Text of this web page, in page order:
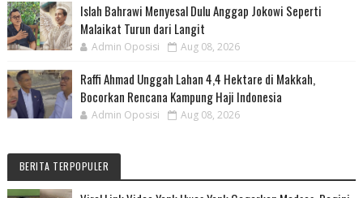
Islah Bahrawi Menyesal Dulu Anggap Jokowi Seperti
Malaikat Turun dari Langit
Admin Oposisi Aug 08, 2026
Raffi Ahmad Unggah Lahan 4,4 Hektare di Makkah,
Bocorkan Rencana Kampung Haji Indonesia
Admin Oposisi Aug 08, 2026
BERITA TERPOPULER